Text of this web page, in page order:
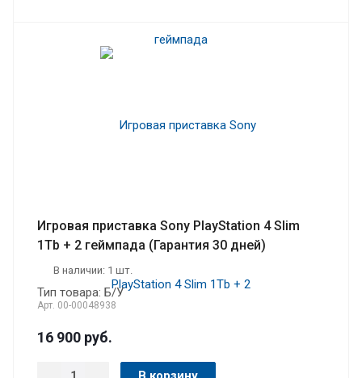
Игровая приставка Sony PlayStation 4 Slim
1Tb + 2 геймпада (Гарантия 30 дней)
В наличии: 1 шт.
Тип товара: Б/У
Арт. 00-00048938
16 900 руб.